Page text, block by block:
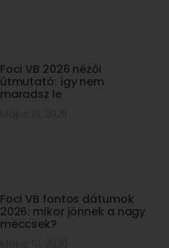
Foci VB 2026 nézői
útmutató: így nem
maradsz le
Foci VB fontos dátumok
2026: mikor jönnek a nagy
meccsek?